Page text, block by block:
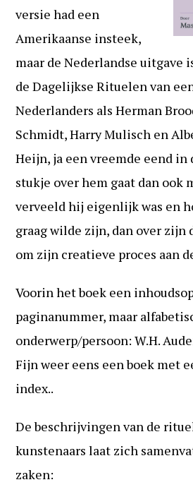
versie had een
Amerikaanse insteek,
maar de Nederlandse uitgave
de Dagelijkse Rituelen van
Nederlanders als Herman
Schmidt, Harry Mulisch en
Heijn, ja een vreemde eend in
stukje over hem gaat dan ook
verveeld hij eigenlijk was en
graag wilde zijn, dan over
om zijn creatieve proces aan
Voorin het boek een
paginanummer, maar
onderwerp/persoon: W.H.
Fijn weer eens een boek met
index..
De beschrijvingen van de
kunstenaars laat zich
zaken: